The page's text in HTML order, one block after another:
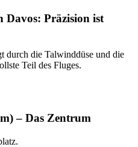
Präzision ist
durch die Talwinddüse und die
Teil des Fluges.
– Das Zentrum